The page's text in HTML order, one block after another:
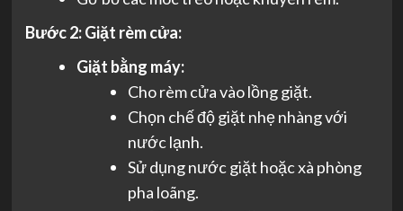
Bước 2: Giặt rèm cửa:
Giặt bằng máy:
Cho rèm cửa vào lồng giặt.
Chọn chế độ giặt nhẹ nhàng với
nước lạnh.
Sử dụng nước giặt hoặc xà phòng
pha loãng.